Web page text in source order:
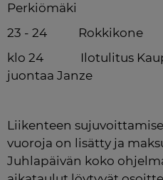
Perkiömäki
23 - 24           Rokkikone
klo 24
juontaa Janze
Liikenteen
vuoroja on lisätty ja
Juhlapäivän koko